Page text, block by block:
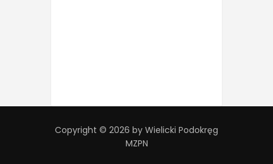
Copyright © 2026 by Wielicki Podokręg
MZPN